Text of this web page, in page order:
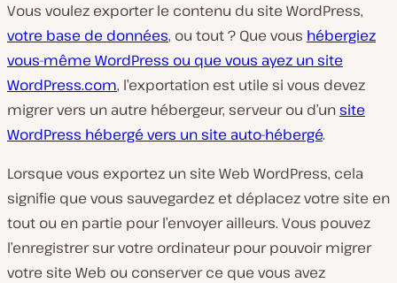
Vous voulez exporter le contenu du site WordPress,
votre base de données, ou tout ? Que vous hébergiez
vous-même WordPress ou que vous ayez un site
WordPress.com, l’exportation est utile si vous devez
migrer vers un autre hébergeur, serveur ou d’unsite
WordPress hébergé vers un site auto-hébergé.
Lorsque vous exportez un site Web WordPress, cela
signifie que vous sauvegardez et déplacez votre site en
tout ou en partie pour l’envoyer ailleurs. Vous pouvez
l’enregistrer sur votre ordinateur pour pouvoir migrer
votre site Web ou conserver ce que vous avez